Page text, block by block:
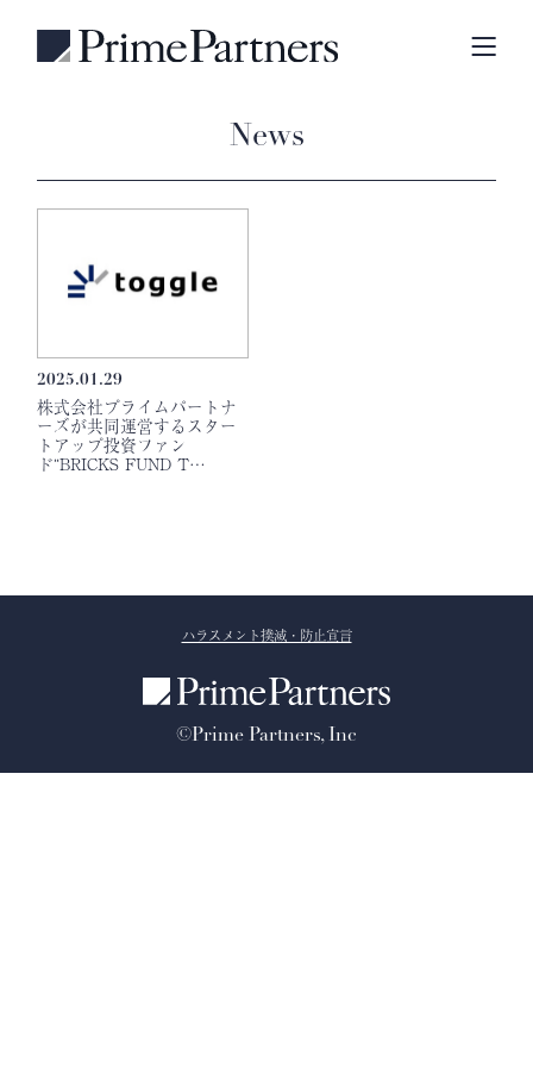
News
2025.01.29
株式会社プライムパートナ
ーズが共同運営するスター
トアップ投資ファン
ド“BRICKS FUND T…
ハラスメント撲滅・防止宣言
©Prime Partners, Inc